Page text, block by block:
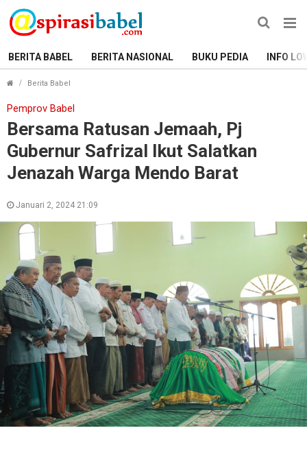
BERITA BABEL BERITA NASIONAL BUKU PEDIA INFO
Berita Babel
Pemprov Babel
Bersama Ratusan Jemaah, Pj
Gubernur Safrizal Ikut Salatkan
Jenazah Warga Mendo Barat
Januari 2, 2024 21:09